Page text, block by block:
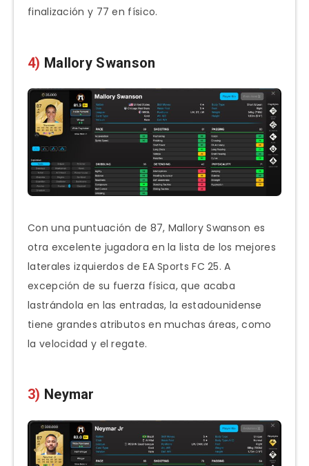
finalización y 77 en físico.
4) Mallory Swanson
Con una puntuación de 87, Mallory Swanson es
otra excelente jugadora en la lista de los mejores
laterales izquierdos de EA Sports FC 25. A
excepción de su fuerza física, que acaba
lastrándola en las entradas, la estadounidense
tiene grandes atributos en muchas áreas, como
la velocidad y el regate.
3) Neymar